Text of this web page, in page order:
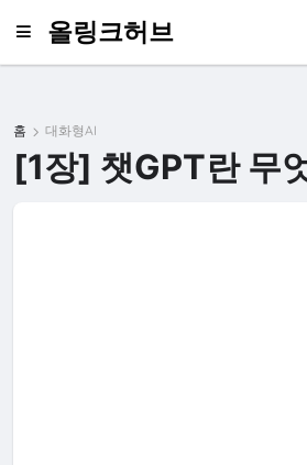
올링크허브
홈 대화형AI
[1장] 챗GPT란 무